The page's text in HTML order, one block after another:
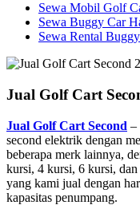
Sewa Mobil Golf
Sewa Buggy Car
Sewa Rental
Jual Golf Cart
Jual Golf Cart Second –
second elektrik dengan
beberapa merk lainnya,
kursi, 4 kursi, 6 kursi,
yang kami jual dengan
kapasitas penumpang.